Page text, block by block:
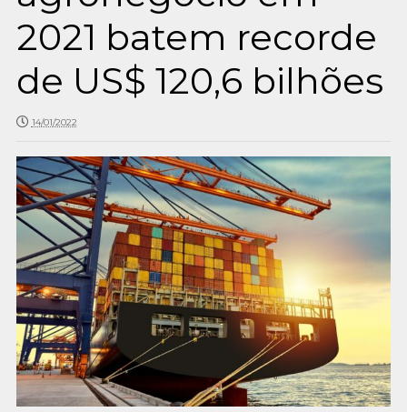
2021 batem recorde
de US$ 120,6 bilhões
14/01/2022